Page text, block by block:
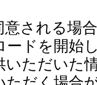
意される場
ードを開始
いただいた